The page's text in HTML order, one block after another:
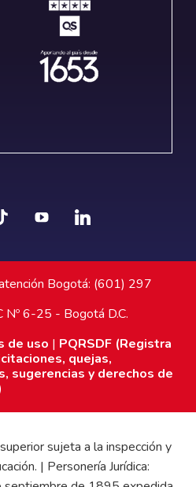
Bogotá: (601) 297
Nº 6-25 - Bogotá D.C.
de uso | PQRSDF (Registra
quejas,
sugerencias y derechos de
sujeta a la inspección y
| Personería Jurídica: